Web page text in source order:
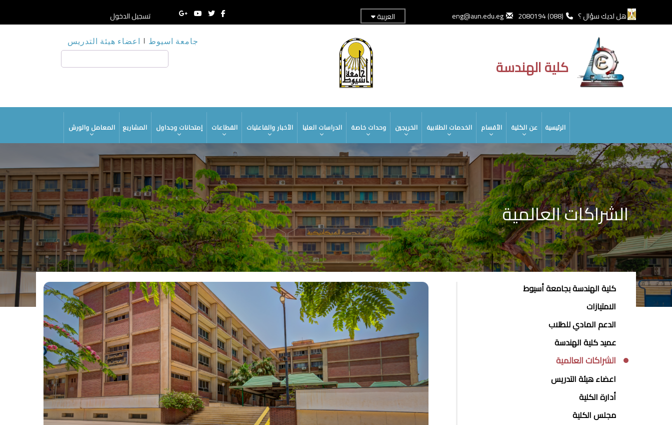
المحتوى
هل لديك سؤال ؟ (088) 2080194
eng@aun.edu.eg العربية تسجيل الدخول
كلية الهندسة
جامعة اسيوط اعضاء هيئة التدريس
بحث
الرئيسية عن الكلية الأقسام الخدمات الطلابية الخريجين وحدات خاصة الدراسات العليا الأخبار والفاعليات القطاعات إمتحانات وجداول المشاريع المعامل والورش
الشراكات العالمية
ABOUT
FACULTY
ENGINEERING
كلية الهندسة بجامعة أسيوط
الامتيازات
الدعم المادي للطلاب
عميد كلية الهندسة
الشراكات العالمية
اعضاء هيئة التدريس
أدارة الكلية
مجلس الكلية